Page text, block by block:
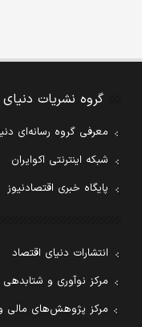
گروه نشریات
معرفی گروه رسانه‌ای
شبکه اینترنتی اکوایران
پایگاه خبری اقتصادنیوز
انتشارات دنیای اقتصاد
مرکز نوآوری و شتابدهی
مرکز پژوهش‌های مالی